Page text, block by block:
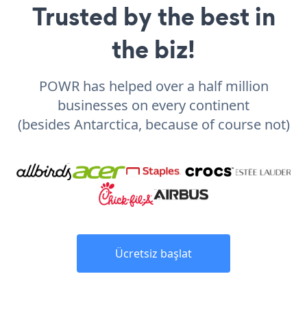
Trusted by the best in
the biz!
POWR has helped over a half million
businesses on every continent
(besides Antarctica, because of course not)
Ücretsiz başlat